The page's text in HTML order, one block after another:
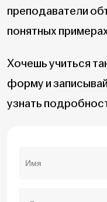
преподаватели
понятных
Хочешь учиться
форму и
узнать